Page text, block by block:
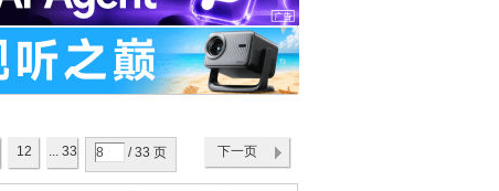
12 ... 33 / 33 页 下一页